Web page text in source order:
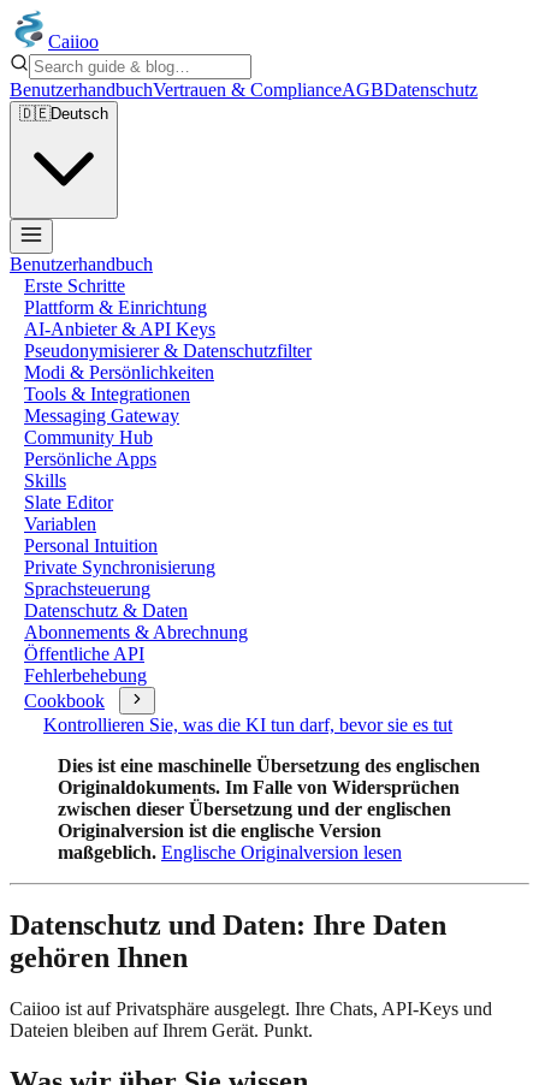
Caiioo
BenutzerhandbuchVertrauen & ComplianceAGBDatenschutz
🇩🇪Deutsch
Benutzerhandbuch
Erste Schritte
Plattform & Einrichtung
AI-Anbieter & API Keys
Pseudonymisierer & Datenschutzfilter
Modi & Persönlichkeiten
Tools & Integrationen
Messaging Gateway
Community Hub
Persönliche Apps
Skills
Slate Editor
Variablen
Personal Intuition
Private Synchronisierung
Sprachsteuerung
Datenschutz & Daten
Abonnements & Abrechnung
Öffentliche API
Fehlerbehebung
Cookbook
Kontrollieren Sie, was die KI tun darf, bevor sie es tut
Dies ist eine maschinelle Übersetzung des englischen
Originaldokuments. Im Falle von Widersprüchen
zwischen dieser Übersetzung und der englischen
Originalversion ist die englische Version
maßgeblich. Englische Originalversion lesen
Datenschutz und Daten: Ihre Daten
gehören Ihnen
Caiioo ist auf Privatsphäre ausgelegt. Ihre Chats, API-Keys und
Dateien bleiben auf Ihrem Gerät. Punkt.